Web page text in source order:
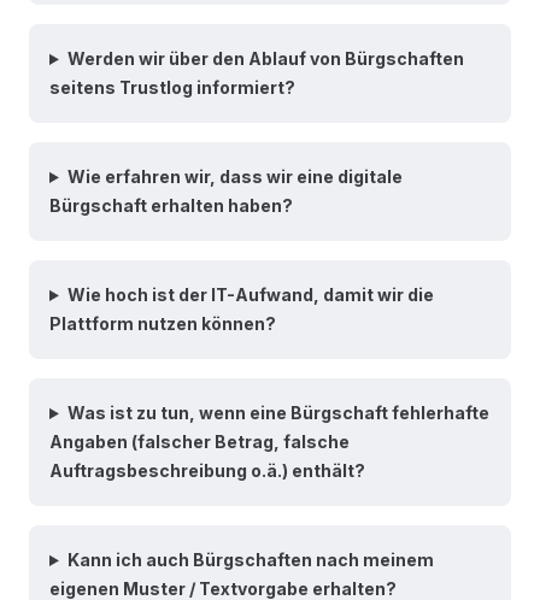
Werden wir über den Ablauf von Bürgschaften
seitens Trustlog informiert?
Wie erfahren wir, dass wir eine digitale
Bürgschaft erhalten haben?
Wie hoch ist der IT-Aufwand, damit wir die
Plattform nutzen können?
Was ist zu tun, wenn eine Bürgschaft fehlerhafte
Angaben (falscher Betrag, falsche
Auftragsbeschreibung o.ä.) enthält?
Kann ich auch Bürgschaften nach meinem
eigenen Muster / Textvorgabe erhalten?